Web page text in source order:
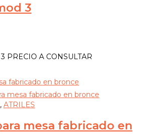
3
PRECIO A CONSULTAR
, ATRILES
mesa fabricado en